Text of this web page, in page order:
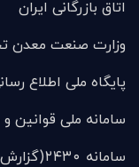
اتاق بازرگانی ایران
وزارت صنعت معدن
پایگاه ملی اطلاع
سامانه ملی قوانين
سامانه ۲۴۳۰(گزارش‌دهی مقررات خلق الساعه)